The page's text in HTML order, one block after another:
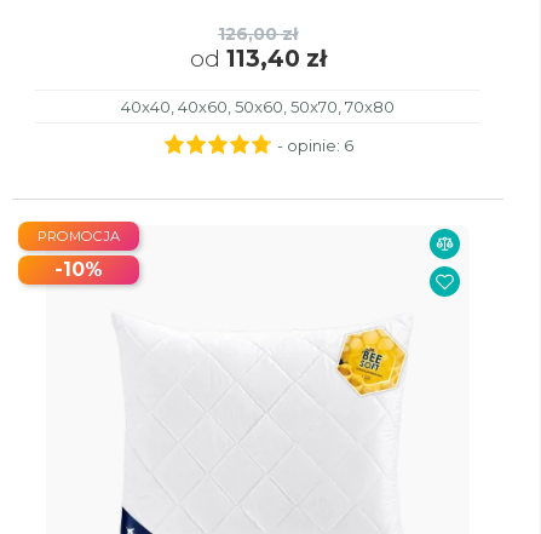
126,00 zł
od 113,40 zł
40x40, 40x60, 50x60, 50x70, 70x80
- opinie: 6
PROMOCJA
-10%